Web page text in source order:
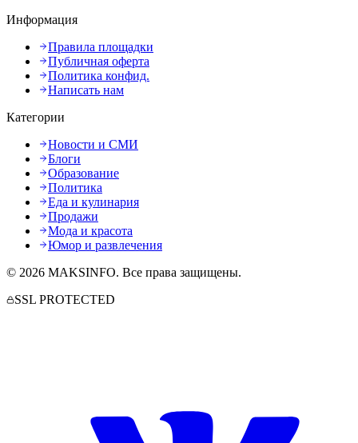
Информация
Правила площадки
Публичная оферта
Политика конфид.
Написать нам
Категории
Новости и СМИ
Блоги
Образование
Политика
Еда и кулинария
Продажи
Мода и красота
Юмор и развлечения
© 2026 MAKSINFO. Все права защищены.
SSL PROTECTED